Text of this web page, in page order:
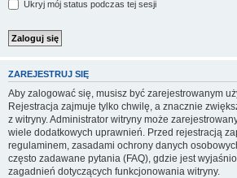
Ukryj mój status podczas tej sesji
ZAREJESTRUJ SIĘ
Aby zalogować się, musisz być zarejestrowanym
Rejestracja zajmuje tylko chwilę, a znacznie
z witryny. Administrator witryny może
wiele dodatkowych uprawnień. Przed rejestracją
regulaminem, zasadami ochrony danych
często zadawane pytania (FAQ), gdzie jest
zagadnień dotyczących funkcjonowania witryny.